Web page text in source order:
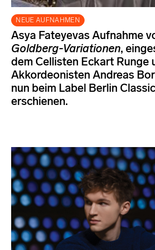
NEUE AUFNAHMEN
Asya Fateyevas Aufnahme
Goldberg-Variationen,
dem Cellisten Eckart Runge
Akkordeonisten Andreas
nun beim Label Berlin
erschienen.